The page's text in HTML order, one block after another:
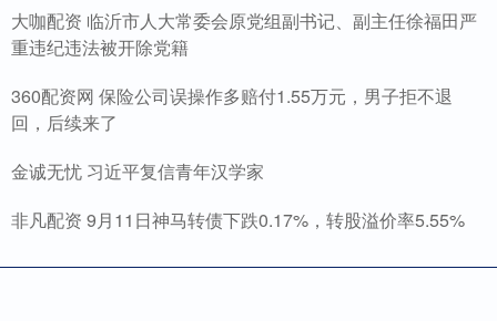
大咖配资 临沂市人大常委会原党组副书记、副主任徐福田严
重违纪违法被开除党籍
360配资网 保险公司误操作多赔付1.55万元，男子拒不退
回，后续来了
金诚无忧 习近平复信青年汉学家
非凡配资 9月11日神马转债下跌0.17%，转股溢价率5.55%